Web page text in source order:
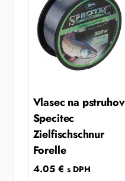
Vlasec na pstruhov
Specitec
Zielfischschnur
Forelle
4.05 € s DPH